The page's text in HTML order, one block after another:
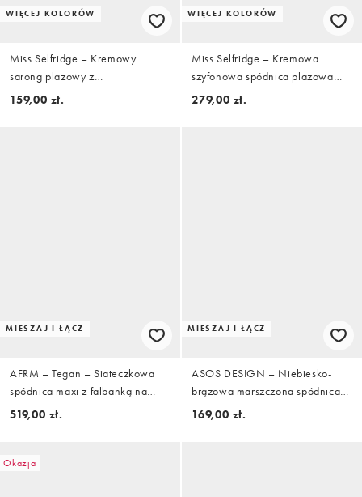
WIĘCEJ KOLORÓW
Miss Selfridge – Kremowy
sarong plażowy z
prześwitującego szyfonu z
159,00 zł.
WIĘCEJ KOLORÓW
Miss Selfridge – Kremowa
szyfonowa spódnica plażowa
maxi z falbankami i nierównym
279,00 zł.
MIESZAJ I ŁĄCZ
AFRM – Tegan – Siateczkowa
spódnica maxi z falbanką na
dole w jaskrawy wzór w piórka,
519,00 zł.
MIESZAJ I ŁĄCZ
ASOS DESIGN – Niebiesko-
brązowa marszczona spódnica
mini w groszki, część zestawu
169,00 zł.
Okazja